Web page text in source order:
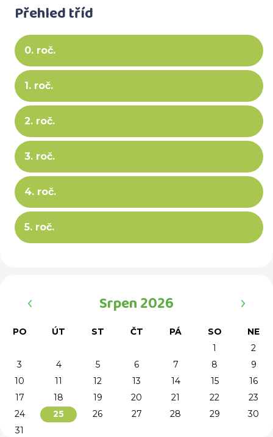
Přehled tříd
0. roč.
1. roč.
2. roč.
3. roč.
4. roč.
5. roč.
Srpen 2026
PO ÚT ST ČT PÁ SO
NE
1
2
3
4 5 6 7 8
9
10
11 12 13 14 15
16
17
18 19 20 21 22
23
24
25 26 27 28 29
30
31